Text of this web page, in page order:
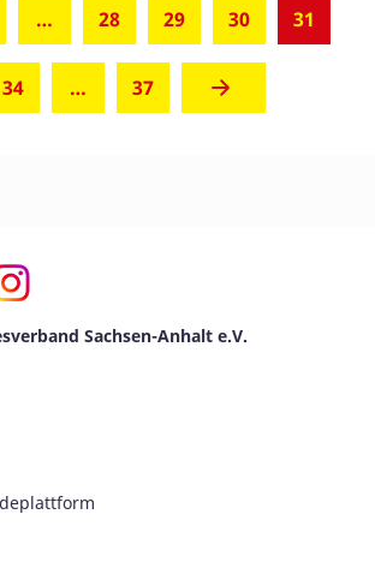
… 28 29 30 31
34 … 37
Sachsen-Anhalt e.V.